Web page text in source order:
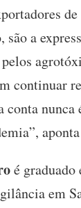
são a
pelos
continuar
nunca
é
em